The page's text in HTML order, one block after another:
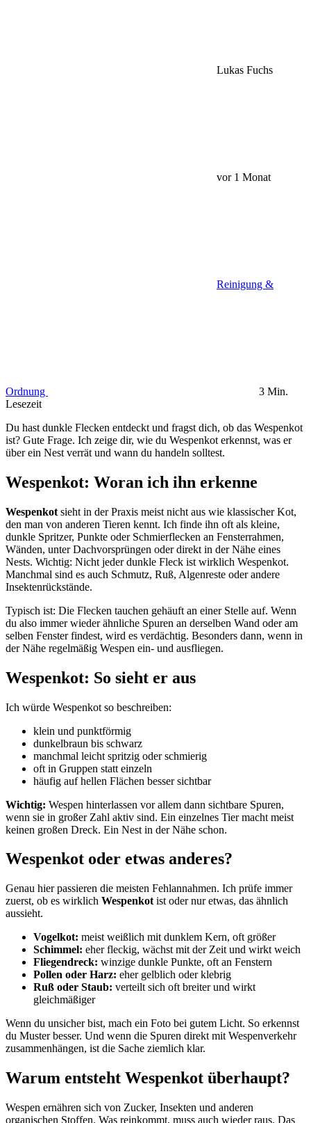
Lukas Fuchs
vor 1 Monat
Reinigung &
Ordnung
3 Min.
Lesezeit
Du hast dunkle Flecken entdeckt und fragst dich, ob das Wespenkot
ist? Gute Frage. Ich zeige dir, wie du Wespenkot erkennst, was er
über ein Nest verrät und wann du handeln solltest.
Wespenkot: Woran ich ihn erkenne
Wespenkot sieht in der Praxis meist nicht aus wie klassischer Kot,
den man von anderen Tieren kennt. Ich finde ihn oft als kleine,
dunkle Spritzer, Punkte oder Schmierflecken an Fensterrahmen,
Wänden, unter Dachvorsprüngen oder direkt in der Nähe eines
Nests. Wichtig: Nicht jeder dunkle Fleck ist wirklich Wespenkot.
Manchmal sind es auch Schmutz, Ruß, Algenreste oder andere
Insektenrückstände.
Typisch ist: Die Flecken tauchen gehäuft an einer Stelle auf. Wenn
du also immer wieder ähnliche Spuren an derselben Wand oder am
selben Fenster findest, wird es verdächtig. Besonders dann, wenn in
der Nähe regelmäßig Wespen ein- und ausfliegen.
Wespenkot: So sieht er aus
Ich würde Wespenkot so beschreiben:
klein und punktförmig
dunkelbraun bis schwarz
manchmal leicht spritzig oder schmierig
oft in Gruppen statt einzeln
häufig auf hellen Flächen besser sichtbar
Wichtig: Wespen hinterlassen vor allem dann sichtbare Spuren,
wenn sie in großer Zahl aktiv sind. Ein einzelnes Tier macht meist
keinen großen Dreck. Ein Nest in der Nähe schon.
Wespenkot oder etwas anderes?
Genau hier passieren die meisten Fehlannahmen. Ich prüfe immer
zuerst, ob es wirklich Wespenkot ist oder nur etwas, das ähnlich
aussieht.
Vogelkot: meist weißlich mit dunklem Kern, oft größer
Schimmel: eher fleckig, wächst mit der Zeit und wirkt weich
Fliegendreck: winzige dunkle Punkte, oft an Fenstern
Pollen oder Harz: eher gelblich oder klebrig
Ruß oder Staub: verteilt sich oft breiter und wirkt
gleichmäßiger
Wenn du unsicher bist, mach ein Foto bei gutem Licht. So erkennst
du Muster besser. Und wenn die Spuren direkt mit Wespenverkehr
zusammenhängen, ist die Sache ziemlich klar.
Warum entsteht Wespenkot überhaupt?
Wespen ernähren sich von Zucker, Insekten und anderen
organischen Stoffen. Was reinkommt, muss auch wieder raus. Das